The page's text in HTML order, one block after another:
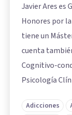
Javier Ares es
Honores por
tiene un
cuenta
Cognitivo-
Psicología
Adicciones